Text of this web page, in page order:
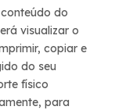
do
visualizar o
copiar e
do seu
físico
para